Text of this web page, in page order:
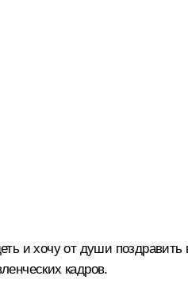
и хочу от души
кадров.